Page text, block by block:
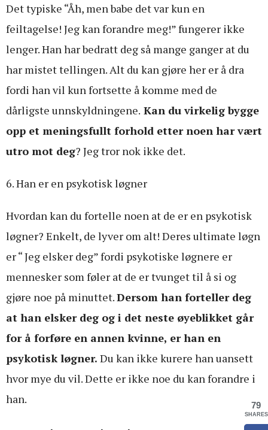
Det typiske “Åh, men babe det var kun en
feiltagelse! Jeg kan forandre meg!” fungerer ikke
lenger. Han har bedratt deg så mange ganger at du
har mistet tellingen. Alt du kan gjøre her er å dra
fordi han vil kun fortsette å komme med de
dårligste unnskyldningene. Kan du virkelig bygge
opp et meningsfullt forhold etter noen har vært
utro mot deg? Jeg tror nok ikke det.
6. Han er en psykotisk løgner
Hvordan kan du fortelle noen at de er en psykotisk
løgner? Enkelt, de lyver om alt! Deres ultimate løgn
er “ Jeg elsker deg” fordi psykotiske løgnere er
mennesker som føler at de er tvunget til å si og
gjøre noe på minuttet.Dersom han forteller deg
at han elsker deg og i det neste øyeblikket går
for å forføre en annen kvinne, er han en
psykotisk løgner. Du kan ikke kurere han uansett
hvor mye du vil. Dette er ikke noe du kan forandre i
han.
79
SHARES